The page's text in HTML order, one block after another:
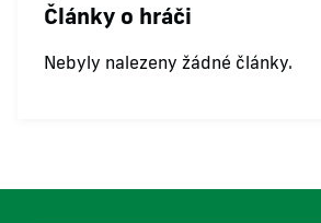
Články o hráči
Nebyly nalezeny žádné články.